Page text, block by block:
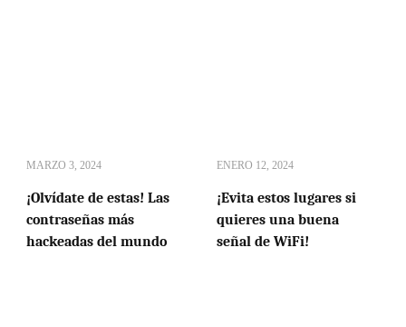
MARZO 3, 2024
¡Olvídate de estas! Las
contraseñas más
hackeadas del mundo
ENERO 12, 2024
¡Evita estos lugares si
quieres una buena
señal de WiFi!